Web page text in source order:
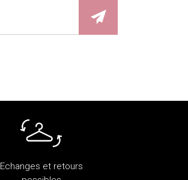
Echanges et retours